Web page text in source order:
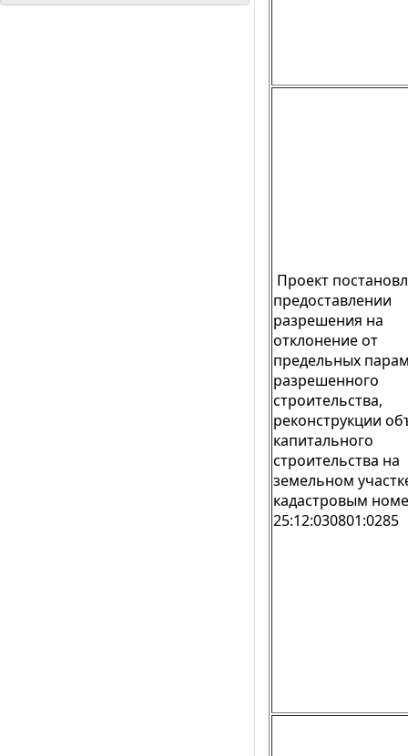
Проект
предоставлении
разрешения на
отклонение от
предельных
разрешенного
строительства,
реконструкции
капитального
строительства на
земельном
кадастровым
25:12:030801:0285